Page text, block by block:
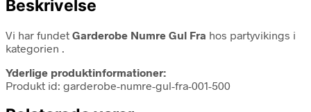
Beskrivelse
Vi har fundet Garderobe Numre Gul Fra hos partyvikings i
kategorien .
Yderlige produktinformationer:
Produkt id: garderobe-numre-gul-fra-001-500